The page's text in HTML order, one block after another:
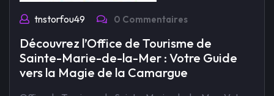
tnstorfou49 0 Commentaires
Découvrez l’Office de Tourisme de
Sainte-Marie-de-la-Mer : Votre Guide
vers la Magie de la Camargue